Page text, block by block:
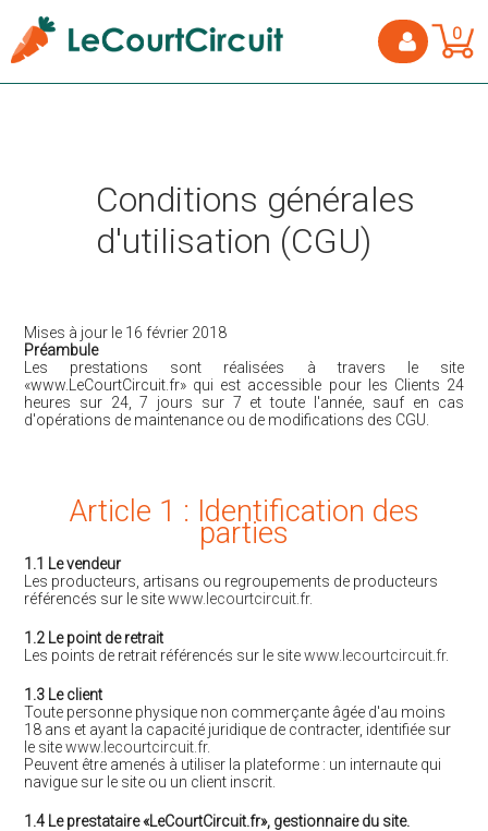
0
Conditions générales
d'utilisation (CGU)
Mises à jour le 16 février 2018
Préambule
Les prestations sont réalisées à travers le site
«www.LeCourtCircuit.fr» qui est accessible pour les Clients 24
heures sur 24, 7 jours sur 7 et toute l'année, sauf en cas
d'opérations de maintenance ou de modifications des CGU.
Article 1 : Identification des
parties
1.1 Le vendeur
Les producteurs, artisans ou regroupements de producteurs
référencés sur le sitewww.lecourtcircuit.fr.
1.2 Le point de retrait
Les points de retrait référencés sur le sitewww.lecourtcircuit.fr.
1.3 Le client
Toute personne physique non commerçante âgée d'au moins
18 ans et ayant la capacité juridique de contracter, identifiée sur
le sitewww.lecourtcircuit.fr.
Peuvent être amenés à utiliser la plateforme : un internaute qui
navigue sur le site ou un client inscrit.
1.4 Le prestataire «LeCourtCircuit.fr», gestionnaire du site.